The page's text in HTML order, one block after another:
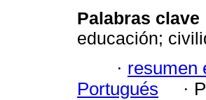
Palabras clave
educación;
· resumen
Portugués
·